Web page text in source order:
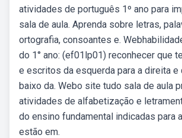
atividades de português 1º ano para
sala de aula. Aprenda sobre letras,
ortografia, consoantes e.
do 1° ano: (ef01lp01) reconhecer que
e escritos da esquerda para a direita e
baixo da. Webo site tudo sala de aula
atividades de alfabetização e
do ensino fundamental indicadas para
estão em.